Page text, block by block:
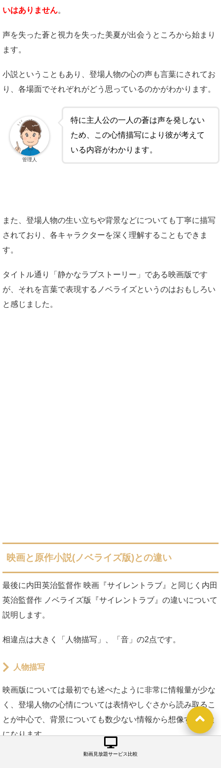
いはありません。
声を失った蒼と視力を失った美夏が出会うところから始まり
ます。
小説ということもあり、登場人物の心の声も言葉にされてお
り、各場面でそれぞれがどう思っているのかがわかります。
特に主人公の一人の蒼は声を発しない
ため、この心情描写により彼が考えて
いる内容がわかります。
管理人
また、登場人物の生い立ちや背景などについても丁寧に描写
されており、各キャラクターを深く理解することもできま
す。
タイトル通り「静かなラブストーリー」である映画版です
が、それを言葉で表現するノベライズというのはおもしろい
と感じました。
映画と原作小説(ノベライズ版)との違い
最後に内田英治監督作 映画『サイレントラブ』と同じく内田
英治監督作 ノベライズ版『サイレントラブ』の違いについて
説明します。
相違点は大きく「人物描写」、「音」の2点です。
人物描写
映画版については最初でも述べたように非常に情報量が少な
く、登場人物の心情については表情やしぐさから読み取るこ
とが中心で、背景についても数少ない情報から想像すること
になります。
一方で、ノベライズ版については登場人物の心情や、生い立
動画見放題サービス比較